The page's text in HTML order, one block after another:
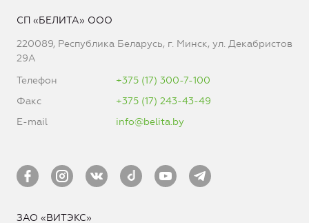
СП «БЕЛИТА» ООО
220089, Республика Беларусь, г. Минск, ул. Декабристов
29А
Телефон
+375 (17) 300-7-100
Факс
+375 (17) 243-43-49
E-mail
info@belita.by
ЗАО «ВИТЭКС»